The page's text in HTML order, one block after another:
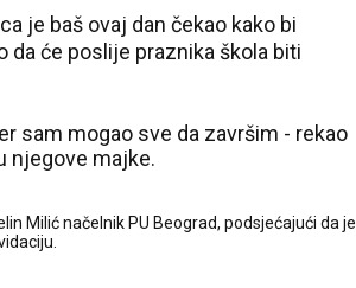
je baš ovaj dan čekao kako bi
da će poslije praznika škola biti
sam mogao sve da završim - rekao
njegove majke.
Milić načelnik PU Beograd, podsjećajući da je